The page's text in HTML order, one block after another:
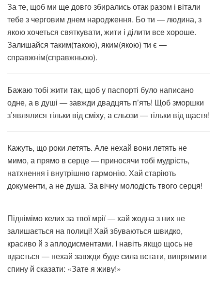
За те, щоб ми ще довго збирались отак разом і вітали
тебе з черговим днем народження. Бо ти — людина, з
якою хочеться святкувати, жити і ділити все хороше.
Залишайся таким(такою), яким(якою) ти є —
справжнім(справжньою).
Бажаю тобі жити так, щоб у паспорті було написано
одне, а в душі — завжди двадцять п’ять! Щоб зморшки
з’являлися тільки від сміху, а сльози — тільки від щастя!
Кажуть, що роки летять. Але нехай вони летять не
мимо, а прямо в серце — приносячи тобі мудрість,
натхнення і внутрішню гармонію. Хай старіють
документи, а не душа. За вічну молодість твого серця!
Піднімімо келих за твої мрії — хай жодна з них не
залишається на полиці! Хай збуваються швидко,
красиво й з аплодисментами. І навіть якщо щось не
вдасться — нехай завжди буде сила встати, випрямити
спину й сказати: «Зате я живу!»